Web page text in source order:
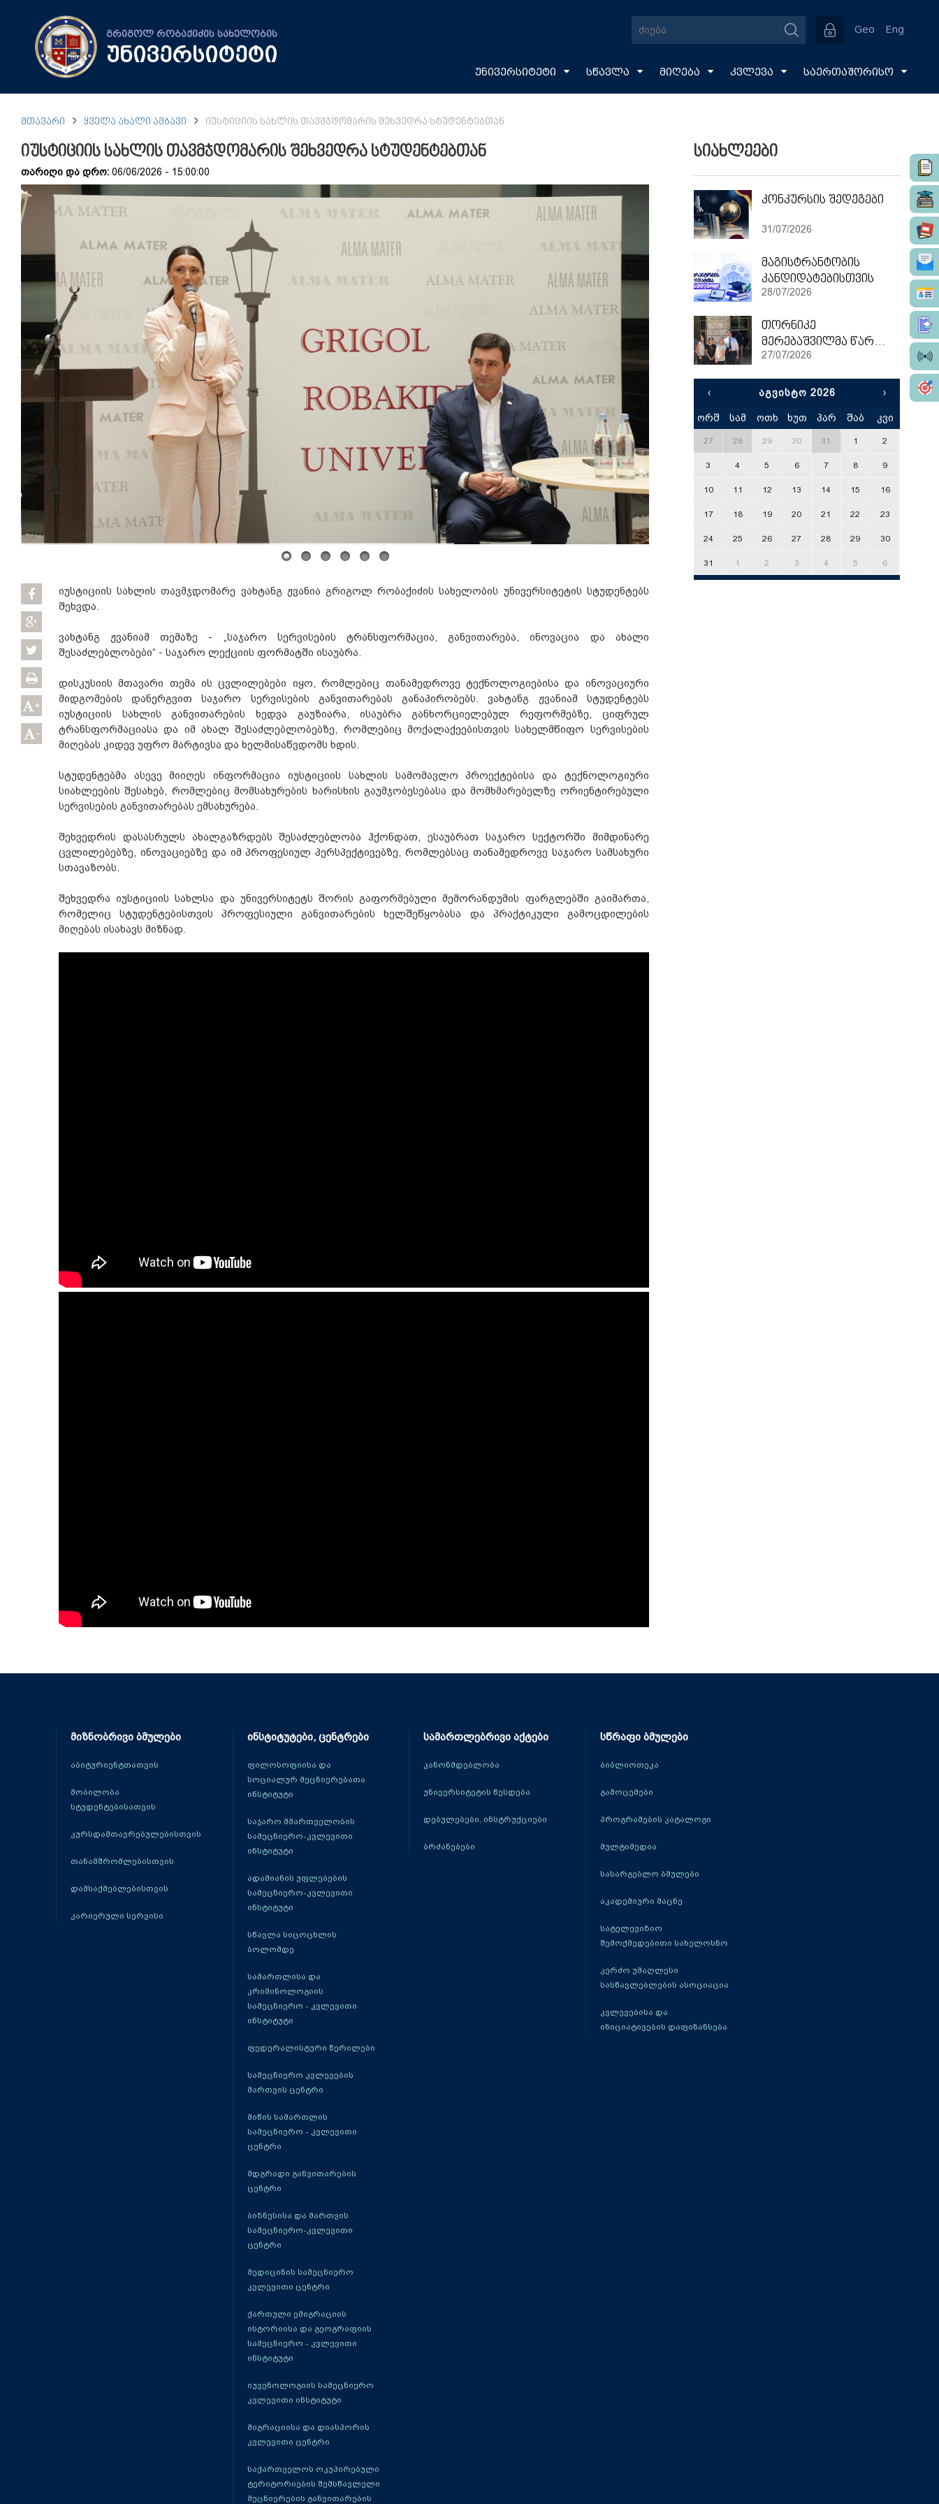
გრიგოლ რობაქიძის სახელობის
უნივერსიტეტი
Geo Eng
უნივერსიტეტი სწავლა მიღება კვლევა საერთაშორისო
ᲛᲗᲐᲕᲐᲠᲘ ᲧᲕᲔᲚᲐ ᲐᲮᲐᲚᲘ ᲐᲛᲑᲐᲕᲘ ᲘᲣᲡᲢᲘᲪᲘᲘᲡ ᲡᲐᲮᲚᲘᲡ ᲗᲐᲕᲛᲯᲓᲝᲛᲐᲠᲘᲡ ᲨᲔᲮᲕᲔᲓᲠᲐ ᲡᲢᲣᲓᲔᲜᲢᲔᲑᲗᲐᲜ
იუსტიციის სახლის თავმჯდომარის შეხვედრა სტუდენტებთან
თარიღი და დრო: 06/06/2026 - 15:00:00
+
-
იუსტიციის სახლის თავმჯდომარე ვახტანგ ჟვანია გრიგოლ რობაქიძის სახელობის უნივერსიტეტის სტუდენტებს
შეხვდა.
ვახტანგ ჟვანიამ თემაზე - „საჯარო სერვისების ტრანსფორმაცია, განვითარება, ინოვაცია და ახალი
შესაძლებლობები“ - საჯარო ლექციის ფორმატში ისაუბრა.
დისკუსიის მთავარი თემა ის ცვლილებები იყო, რომლებიც თანამედროვე ტექნოლოგიებისა და ინოვაციური
მიდგომების დანერგვით საჯარო სერვისების განვითარებას განაპირობებს. ვახტანგ ჟვანიამ სტუდენტებს
იუსტიციის სახლის განვითარების ხედვა გაუზიარა, ისაუბრა განხორციელებულ რეფორმებზე, ციფრულ
ტრანსფორმაციასა და იმ ახალ შესაძლებლობებზე, რომლებიც მოქალაქეებისთვის სახელმწიფო სერვისების
მიღებას კიდევ უფრო მარტივსა და ხელმისაწვდომს ხდის.
სტუდენტებმა ასევე მიიღეს ინფორმაცია იუსტიციის სახლის სამომავლო პროექტებისა და ტექნოლოგიური
სიახლეების შესახებ, რომლებიც მომსახურების ხარისხის გაუმჯობესებასა და მომხმარებელზე ორიენტირებული
სერვისების განვითარებას ემსახურება.
შეხვედრის დასასრულს ახალგაზრდებს შესაძლებლობა ჰქონდათ, ესაუბრათ საჯარო სექტორში მიმდინარე
ცვლილებებზე, ინოვაციებზე და იმ პროფესიულ პერსპექტივებზე, რომლებსაც თანამედროვე საჯარო სამსახური
სთავაზობს.
შეხვედრა იუსტიციის სახლსა და უნივერსიტეტს შორის გაფორმებული მემორანდუმის ფარგლებში გაიმართა,
რომელიც სტუდენტებისთვის პროფესიული განვითარების ხელშეწყობასა და პრაქტიკული გამოცდილების
მიღებას ისახავს მიზნად.
სიახლეები
კონკურსის შედეგები
31/07/2026
მაგისტრანტობის
კანდიდატებისთვის
28/07/2026
თორნიკე
მერებაშვილმა წარჩინებით დაასრულა ეტვოშ ლორანის უნივერსიტეტის სამაგისტრო პროგრამა
27/07/2026
‹ ᲐᲒᲕᲘᲡᲢᲝ 2026 ›
ორშ სამ ოთხ ხუთ პარ შაბ კვი
27 28 29 30 31 1 2
3 4 5 6 7 8 9
10 11 12 13 14 15 16
17 18 19 20 21 22 23
24 25 26 27 28 29 30
31 1 2 3 4 5 6
მიზნობრივი ბმულები
აბიტურიენტთათვის
მობილობა
სტუდენტებისათვის
კურსდამთავრებულებისთვის
თანამშრომლებისთვის
დამსაქმებლებისთვის
კარიერული სერვისი
ინსტიტუტები, ცენტრები
ფილოსოფიისა და
სოციალურ მეცნიერებათა
ინსტიტუტი
საჯარო მმართველობის
სამეცნიერო-კვლევითი
ინსტიტუტი
ადამიანის უფლებების
სამეცნიერო-კვლევითი
ინსტიტუტი
სწავლა სიცოცხლის
ბოლომდე
სამართლისა და
კრიმინოლოგიის
სამეცნიერო - კვლევითი
ინსტიტუტი
ფედერალისტური წერილები
სამეცნიერო კვლევების
მართვის ცენტრი
მიწის სამართლის
სამეცნიერო - კვლევითი
ცენტრი
მდგრადი განვითარების
ცენტრი
ბიზნესისა და მართვის
სამეცნიერო-კვლევითი
ცენტრი
მედიცინის სამეცნიერო
კვლევითი ცენტრი
ქართული ემიგრაციის
ისტორიისა და გეოგრაფიის
სამეცნიერო - კვლევითი
ინსტიტუტი
იუვენოლოგიის სამეცნიერო
კვლევითი ინსტიტუტი
მიგრაციისა და დიასპორის
კვლევითი ცენტრი
საქართველოს ოკუპირებული
ტერიტორიების შემსწავლელი
მეცნიერების განვითარების
სამართლებრივი აქტები
კანონმდებლობა
უნივერსიტეტის წესდება
დებულებები, ინსტრუქციები
ბრძანებები
სწრაფი ბმულები
ბიბლიოთეკა
გამოცემები
პროგრამების კატალოგი
მულტიმედია
სასარგებლო ბმულები
აკადემიური მაცნე
სატელევიზიო
შემოქმედებითი სახელოსნო
კერძო უმაღლესი
სასწავლებლების ასოციაცია
კვლევებისა და
ინიციატივების დაფინანსება